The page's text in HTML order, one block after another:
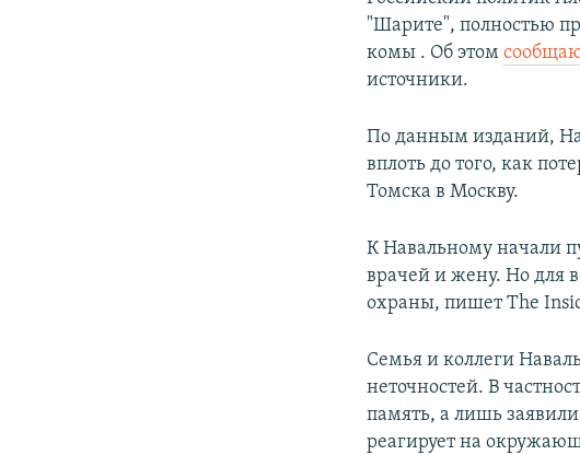
"Шарите", полностью
комы . Об этом
источники.
По данным изданий,
вплоть до того, как
Томска в Москву.
К Навальному начали
врачей и жену. Но для
охраны, пишет The
Семья и коллеги
неточностей. В
память, а лишь
реагирует на